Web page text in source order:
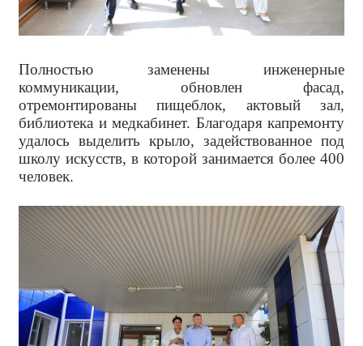
Полностью заменены инженерные
коммуникации, обновлен фасад,
отремонтированы пищеблок, актовый зал,
библиотека и медкабинет. Благодаря капремонту
удалось выделить крыло, задействованное под
школу искусств, в которой занимается более 400
человек.